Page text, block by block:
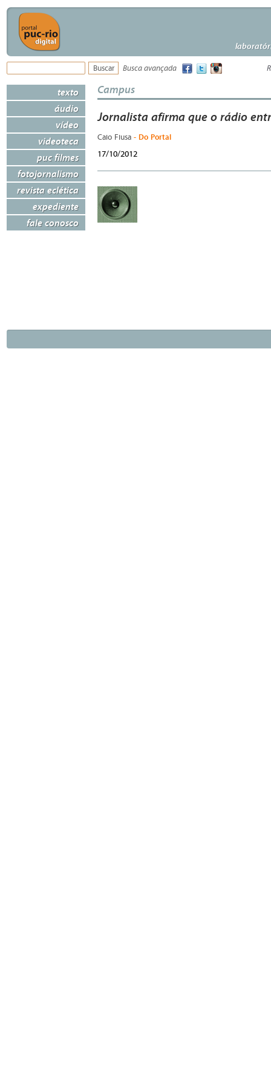
Busca avançada
texto
áudio
vídeo
videoteca
puc filmes
fotojornalismo
revista eclética
expediente
fale conosco
Campus
Jornalista afirma que o rádio
Caio Fiusa - Do Portal
17/10/2012